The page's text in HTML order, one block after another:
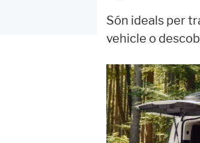
Són ideals per
vehicle o